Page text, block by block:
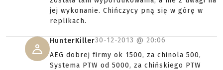
jej wykonanie. Chińczycy pną się w górę w
replikach.
HunterKiller30-12-2013 @ 20:06
AEG dobrej firmy ok 1500, za chinola 500,
Systema PTW od 5000, za chińskiego PTW